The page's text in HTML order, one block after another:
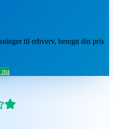
til erhverv, beregn din pris
nu